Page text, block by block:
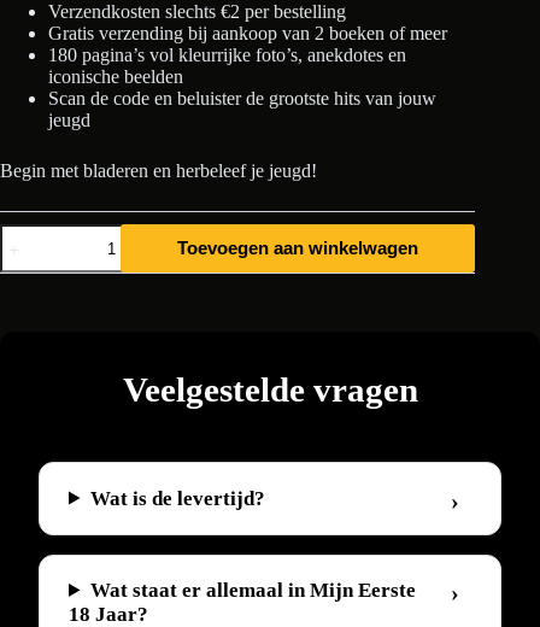
Verzendkosten slechts €2 per bestelling
Gratis verzending bij aankoop van 2 boeken of meer
180 pagina’s vol kleurrijke foto’s, anekdotes en
iconische beelden
Scan de code en beluister de grootste hits van jouw
jeugd
Begin met bladeren en herbeleef je jeugd!
Mijn
Eerste
18
Toevoegen aan winkelwagen
Veelgestelde vragen
Wat is de levertijd?
Wat staat er allemaal in Mijn Eerste
18 Jaar?